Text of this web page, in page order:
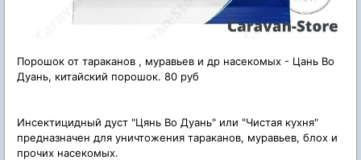
Порошок от тараканов , муравьев и др насекомых - Цань Во
Дуань, китайский порошок. 80 руб
Инсектицидный дуст "Цянь Во Дуань" или "Чистая кухня"
предназначен для уничтожения тараканов, муравьев, блох и
прочих насекомых.